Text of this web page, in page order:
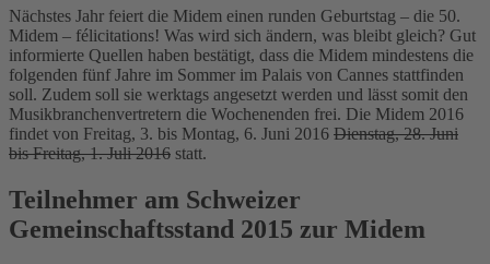
Nächstes Jahr feiert die Midem einen runden Geburtstag – die 50.
Midem – félicitations! Was wird sich ändern, was bleibt gleich? Gut
informierte Quellen haben bestätigt, dass die Midem mindestens die
folgenden fünf Jahre im Sommer im Palais von Cannes stattfinden
soll. Zudem soll sie werktags angesetzt werden und lässt somit den
Musikbranchenvertretern die Wochenenden frei. Die Midem 2016
findet von Freitag, 3. bis Montag, 6. Juni 2016 Dienstag, 28. Juni
bis Freitag, 1. Juli 2016 statt.
Teilnehmer am Schweizer
Gemeinschaftsstand 2015 zur Midem